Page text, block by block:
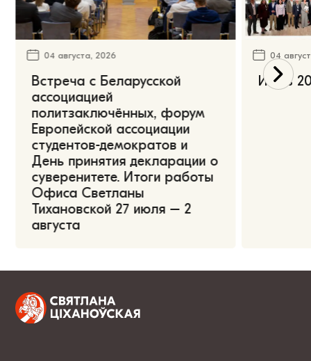
04 августа, 2026
Встреча с Беларусской
ассоциацией
политзаключённых, форум
Европейской ассоциации
студентов-демократов и
День принятия декларации о
суверенитете. Итоги работы
Офиса Светланы
Тихановской 27 июля – 2
августа
04
Июль